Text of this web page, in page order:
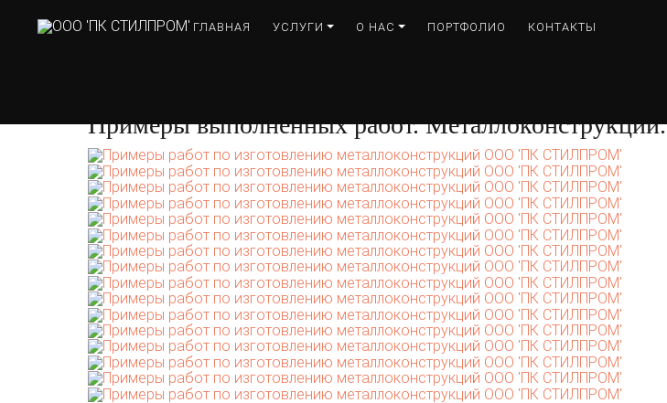
ГЛАВНАЯ УСЛУГИ О НАС ПОРТФОЛИО КОНТАКТЫ
Примеры выполненных работ. Металлоконструкции.